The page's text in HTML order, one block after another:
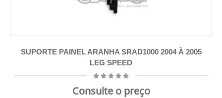
SUPORTE PAINEL ARANHA SRAD1000 2004 À 2005
LEG SPEED
Consulte o preço